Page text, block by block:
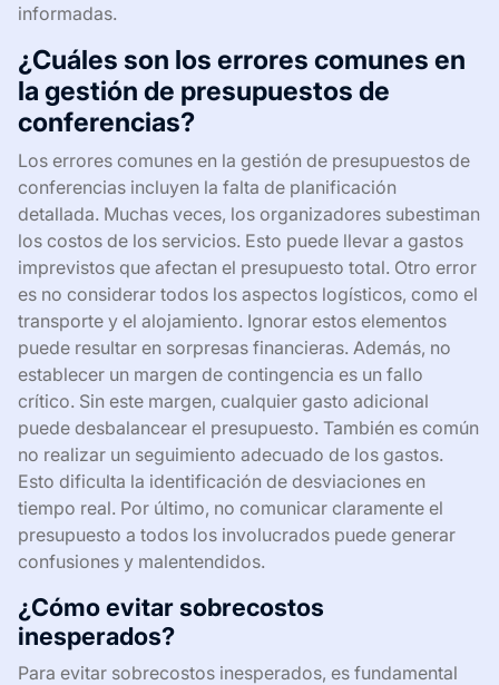
informadas.
¿Cuáles son los errores comunes en
la gestión de presupuestos de
conferencias?
Los errores comunes en la gestión de presupuestos de
conferencias incluyen la falta de planificación
detallada. Muchas veces, los organizadores subestiman
los costos de los servicios. Esto puede llevar a gastos
imprevistos que afectan el presupuesto total. Otro error
es no considerar todos los aspectos logísticos, como el
transporte y el alojamiento. Ignorar estos elementos
puede resultar en sorpresas financieras. Además, no
establecer un margen de contingencia es un fallo
crítico. Sin este margen, cualquier gasto adicional
puede desbalancear el presupuesto. También es común
no realizar un seguimiento adecuado de los gastos.
Esto dificulta la identificación de desviaciones en
tiempo real. Por último, no comunicar claramente el
presupuesto a todos los involucrados puede generar
confusiones y malentendidos.
¿Cómo evitar sobrecostos
inesperados?
Para evitar sobrecostos inesperados, es fundamental